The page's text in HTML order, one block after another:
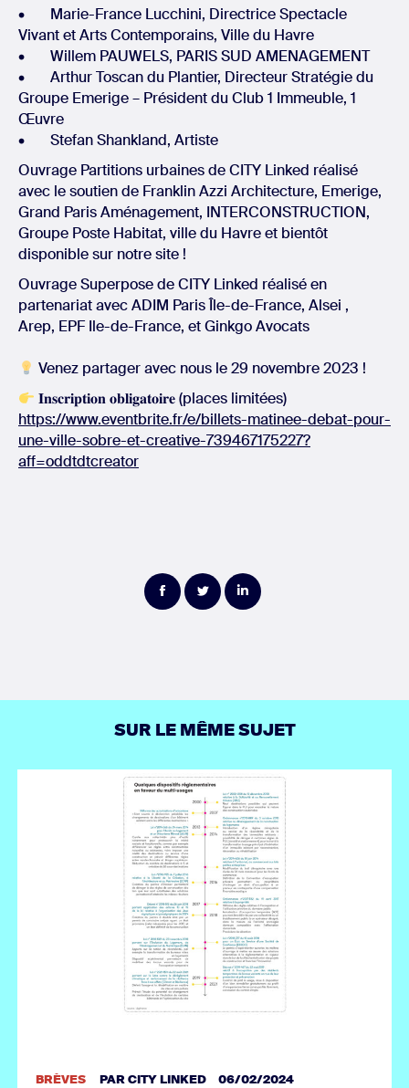
• Marie-France Lucchini, Directrice Spectacle
Vivant et Arts Contemporains, Ville du Havre
• Willem PAUWELS, PARIS SUD AMENAGEMENT
• Arthur Toscan du Plantier, Directeur Stratégie du
Groupe Emerige – Président du Club 1 Immeuble, 1
Œuvre
• Stefan Shankland, Artiste
Ouvrage Partitions urbaines de CITY Linked réalisé
avec le soutien de Franklin Azzi Architecture, Emerige,
Grand Paris Aménagement, INTERCONSTRUCTION,
Groupe Poste Habitat, ville du Havre et bientôt
disponible sur notre site !
Ouvrage Superpose de CITY Linked réalisé en
partenariat avec ADIM Paris Île-de-France, Alsei ,
Arep, EPF Ile-de-France, et Ginkgo Avocats
Venez partager avec nous le 29 novembre 2023 !
𝐈𝐧𝐬𝐜𝐫𝐢𝐩𝐭𝐢𝐨𝐧 𝐨𝐛𝐥𝐢𝐠𝐚𝐭𝐨𝐢𝐫𝐞 (places limitées)
https://www.eventbrite.fr/e/billets-matinee-debat-pour-
une-ville-sobre-et-creative-739467175227?
aff=oddtdtcreator
PartagerPartagerPartager
SUR LE MÊME SUJET
BRÈVES PARCITY LINKED 06/02/2024